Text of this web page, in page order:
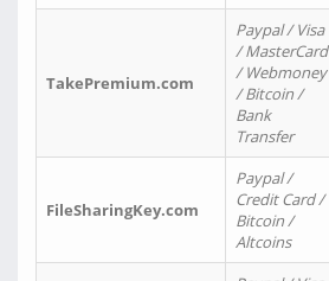
TakePremium.com
Paypal / Visa
/ MasterCard
/ Webmoney
/ Bitcoin /
Bank
Transfer
FileSharingKey.com
Paypal /
Credit Card /
Bitcoin /
Altcoins